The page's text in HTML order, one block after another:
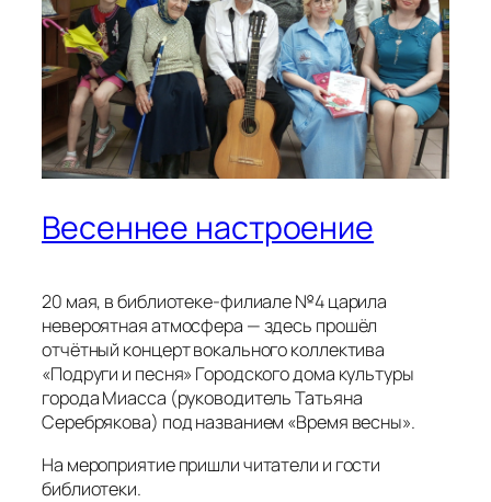
Весеннее настроение
20 мая, в библиотеке-филиале №4 царила
невероятная атмосфера — здесь прошёл
отчётный концерт вокального коллектива
«Подруги и песня» Городского дома культуры
города Миасса (руководитель Татьяна
Серебрякова) под названием «Время весны».
На мероприятие пришли читатели и гости
библиотеки.